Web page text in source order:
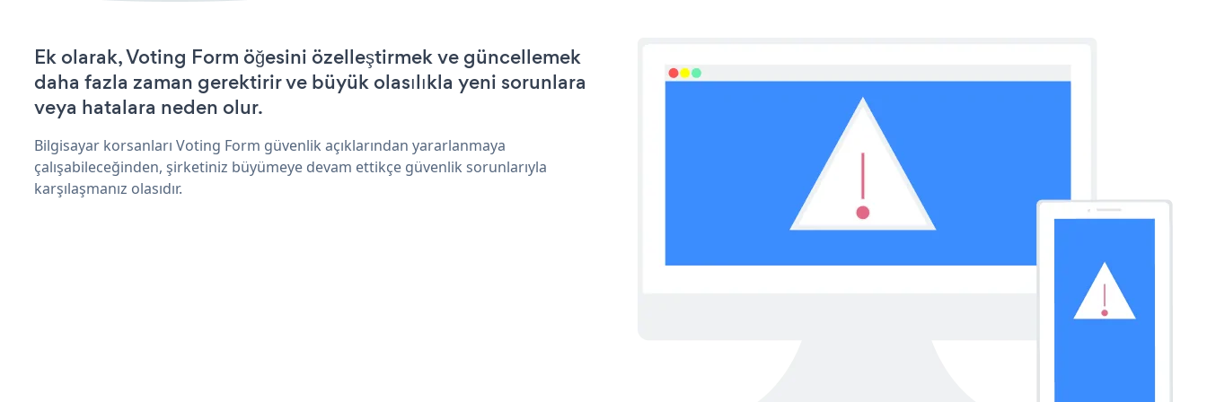
Ek olarak, Voting Form öğesini özelleştirmek ve güncellemek
daha fazla zaman gerektirir ve büyük olasılıkla yeni sorunlara
veya hatalara neden olur.
Bilgisayar korsanları Voting Form güvenlik açıklarından yararlanmaya
çalışabileceğinden, şirketiniz büyümeye devam ettikçe güvenlik sorunlarıyla
karşılaşmanız olasıdır.